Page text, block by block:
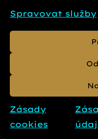
Spravovat služby
Zásady
cookies
Perličky vánočních trhů
Vánoce na plné kule
V rámci ovoltování
Euro Shop, dělal
venkovní
v centru
náměstí (od
23. prosince) a